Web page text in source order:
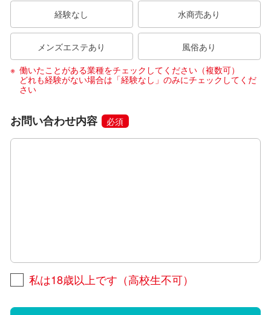
経験なし 水商売あり
メンズエステあり
風俗あり
働いたことがある業種をチェックしてください（複数可）
どれも経験がない場合は「経験なし」のみにチェックしてくだ
さい
お問い合わせ内容 必須
私は18歳以上です（高校生不可）